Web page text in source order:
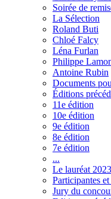
Soirée de
La Sélection
Roland Buti
Chloé Falcy
Léna Furlan
Philippe
Antoine Rubin
Documents
Éditions
11e édition
10e édition
9e édition
8e édition
7e édition
...
Le lauréat
Participantes
Jury du